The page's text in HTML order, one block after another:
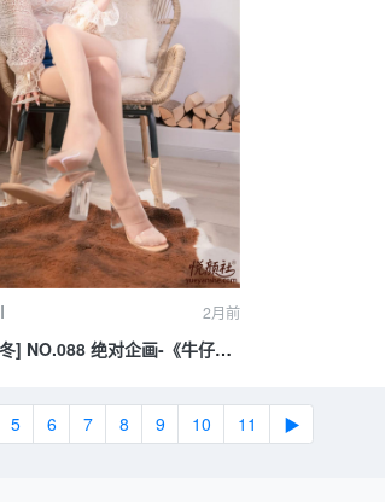
2月前
] NO.088 绝对企画-《牛仔狂
5 6 7 8 9 10 11 ▶